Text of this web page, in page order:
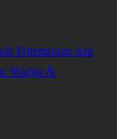
Ditemukan dan
Warga &